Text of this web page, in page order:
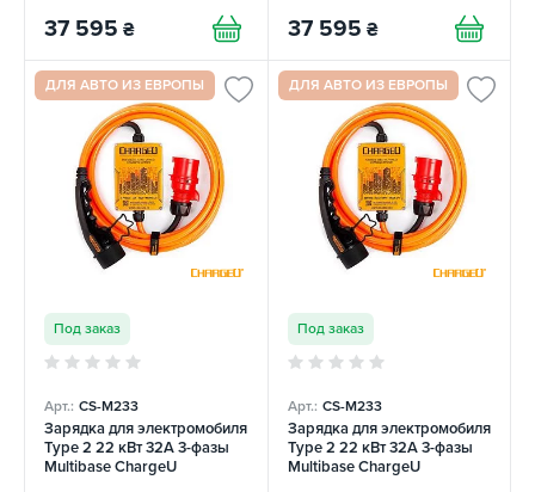
37 595 ₴ 37 595 ₴
ДЛЯ АВТО ИЗ ЕВРОПЫ
Под заказ
Арт.: CS-M233
Зарядка для электромобиля
Type 2 22 кВт 32А 3-фазы
Multibase ChargeU
ДЛЯ АВТО ИЗ ЕВРОПЫ
Под заказ
Арт.: CS-M233
Зарядка для электромобиля
Type 2 22 кВт 32А 3-фазы
Multibase ChargeU